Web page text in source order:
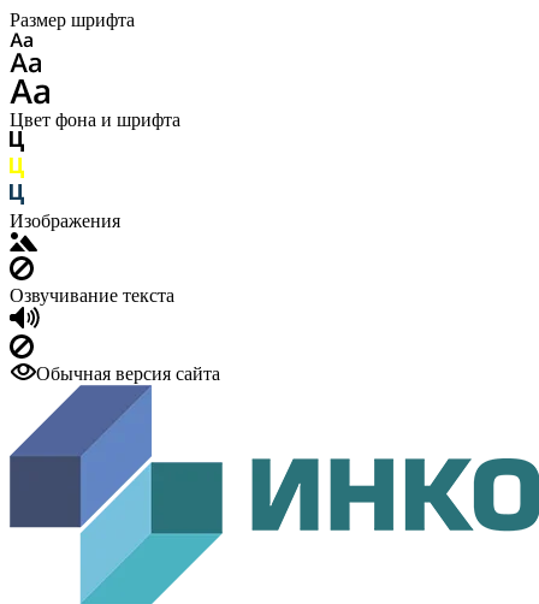
Размер шрифта
Цвет фона и шрифта
Изображения
Озвучивание текста
Обычная версия сайта